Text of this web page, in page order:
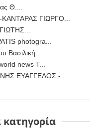
Θ....
ΓΙΩΡΓΟ...
photogra...
Βασιλική...
news T...
ΕΥΑΓΓΕΛΟΣ -...
κατηγορία